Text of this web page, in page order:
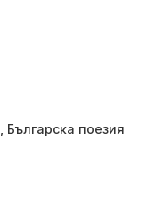
Българска поезия